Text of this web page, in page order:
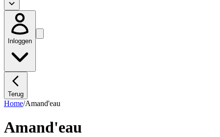
Inloggen
Terug
Home/Amand'eau
Amand'eau